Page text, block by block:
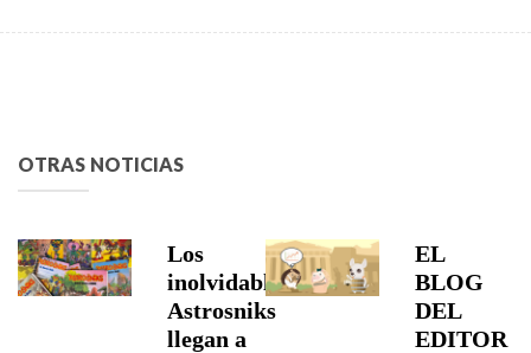
OTRAS NOTICIAS
Los
inolvidables
Astrosniks
llegan a
EL
BLOG
DEL
EDITOR